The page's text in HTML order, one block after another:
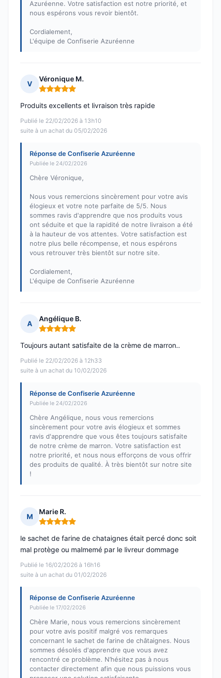
Azuréenne. Votre satisfaction est notre priorité, et
nous espérons vous revoir bientôt.
Cordialement,
L'équipe de Confiserie Azuréenne
V
Véronique M.
Note : 5 sur 5
Publié le 22/02/2026 à 13h10
suite à un achat du 05/02/2026
Produits excellents et livraison très rapide
Réponse de Confiserie Azuréenne
Publiée le 24/02/2026
Chère Véronique,
Nous vous remercions sincèrement pour votre avis
élogieux et votre note parfaite de 5/5. Nous
sommes ravis d'apprendre que nos produits vous
ont séduite et que la rapidité de notre livraison a été
à la hauteur de vos attentes. Votre satisfaction est
notre plus belle récompense, et nous espérons
vous retrouver très bientôt sur notre site.
Cordialement,
L'équipe de Confiserie Azuréenne
A
Angélique B.
Note : 5 sur 5
Publié le 22/02/2026 à 12h33
suite à un achat du 10/02/2026
Toujours autant satisfaite de la crème de marron..
Réponse de Confiserie Azuréenne
Publiée le 24/02/2026
Chère Angélique, nous vous remercions
sincèrement pour votre avis élogieux et sommes
ravis d'apprendre que vous êtes toujours satisfaite
de notre crème de marron. Votre satisfaction est
notre priorité, et nous nous efforçons de vous offrir
des produits de qualité. À très bientôt sur notre site
!
M
Marie R.
Note : 5 sur 5
Publié le 16/02/2026 à 16h16
suite à un achat du 01/02/2026
le sachet de farine de chataignes était percé donc soit
mal protège ou malmemé par le livreur dommage
Réponse de Confiserie Azuréenne
Publiée le 17/02/2026
Chère Marie, nous vous remercions sincèrement
pour votre avis positif malgré vos remarques
concernant le sachet de farine de châtaignes. Nous
sommes désolés d'apprendre que vous avez
rencontré ce problème. N’hésitez pas à nous
contacter directement afin que nous puissions vous